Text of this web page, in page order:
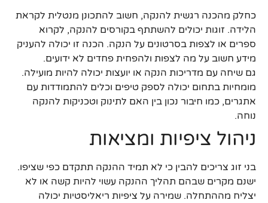
כחלק מהכנה רגשית להנקה, חשוב להתכונן מנטלית לקראת
הלידה. זוגות יכולים להשתתף בקורסים להנקה, לקרוא
ספרים או לצפות בסרטונים על הנקה. הכנה זו יכולה להעניק
מידע חשוב על מה לצפות ולהפחית פחדים לא ידועים.
גם שיחה עם מדריכות הנקה או יועצות יכולה להיות מועילה.
מומחיות בתחום יכולה לספק טיפים וכלים להתמודדות עם
אתגרים, כמו חיבור נכון בין האם לתינוק וטכניקות להנקה
נוחה.
ניהול ציפיות ומציאות
בני זוג צריכים להבין כי לא תמיד ההנקה תתקדם כפי שציפו.
ישנם מקרים שבהם תהליך ההנקה עשוי להיות קשה או לא
יצליח מההתחלה. שמירה על ציפיות ריאליסטיות יכולה